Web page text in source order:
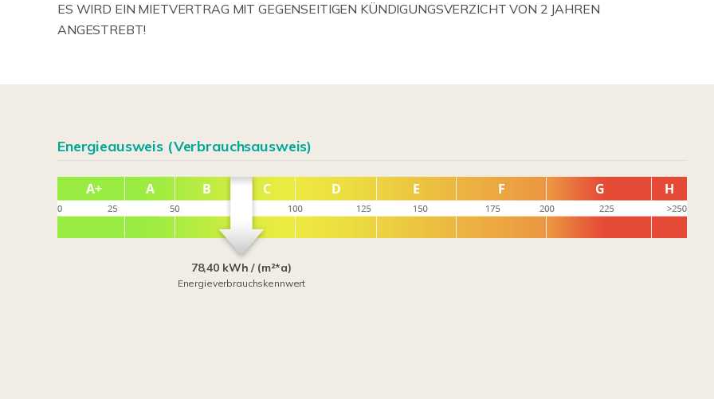
ES WIRD EIN MIETVERTRAG MIT GEGENSEITIGEN KÜNDIGUNGSVERZICHT VON 2 JAHREN
ANGESTREBT!
Energieausweis (Verbrauchsausweis)
78,40 kWh / (m²*a)
Energieverbrauchskennwert